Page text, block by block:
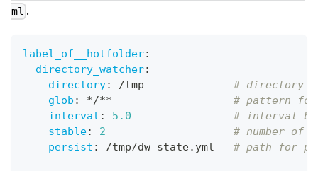
ml .
label_of__hotfolder:
directory_watcher:
directory: /tmp # directory
glob : */**
# pattern
interval : 5.0
# interval
stable: 2
# number
persist : /tmp/dw_state.yml # path for